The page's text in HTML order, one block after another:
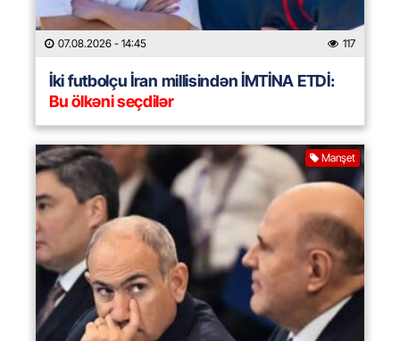
07.08.2026 - 14:45 117
İki futbolçu İran millisindən İMTİNA ETDİ:
Bu ölkəni seçdilər
Manşet